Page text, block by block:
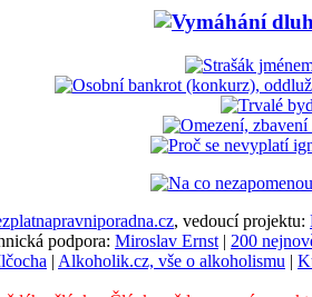
, vedoucí projektu:
podpora: Miroslav Ernst | 200
| Alkoholik.cz, vše o alkoholismu |